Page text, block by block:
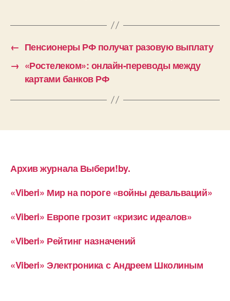
← Пенсионеры РФ получат разовую выплату
→ «Ростелеком»: онлайн-переводы между
картами банков РФ
Архив журнала Выбери!by.
«Viberi» Мир на пороге «войны девальваций»
«Viberi» Европе грозит «кризис идеалов»
«Viberi» Рейтинг назначений
«Viberi» Электроника с Андреем Школиным